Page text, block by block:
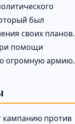
был
своих планов.
помощи
огромную армию.
кампанию против